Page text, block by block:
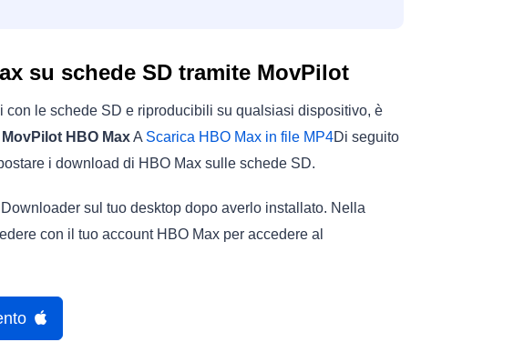
su schede SD tramite MovPilot
con le schede SD e riproducibili su qualsiasi dispositivo, è
HBO MaxA Scarica HBO Max in file MP4Di seguito
i download di HBO Max sulle schede SD.
sul tuo desktop dopo averlo installato. Nella
con il tuo account HBO Max per accedere al